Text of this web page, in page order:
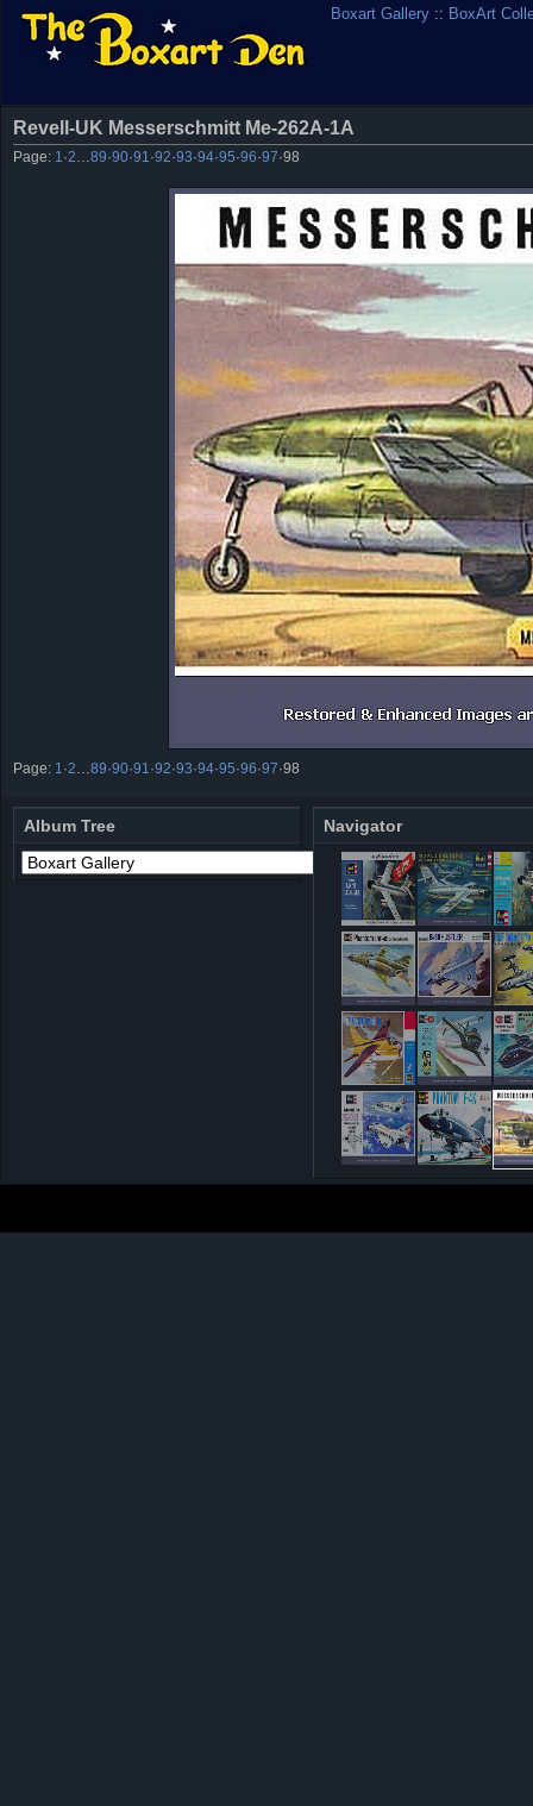
Boxart Gallery :: BoxArt
Revell-UK Messerschmitt Me-262A-1A
Page: 1 ·2 89·90·91 ·92·93·94·95·96·97·98
Page: 1 ·2 89·90·91 ·92·93·94·95·96·97·98
Album Tree Navigator